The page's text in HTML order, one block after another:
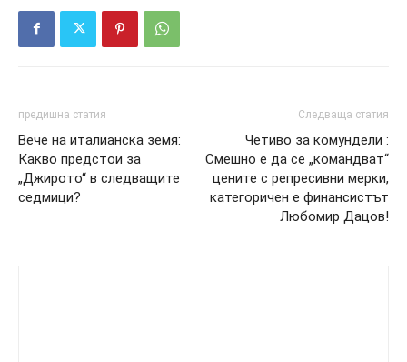
предишна статия
Вече на италианска земя:
Какво предстои за
„Джирото“ в следващите
седмици?
Следваща статия
Четиво за комундели :
Смешно е да се „командват“
цените с репресивни мерки,
категоричен е финансистът
Любомир Дацов!